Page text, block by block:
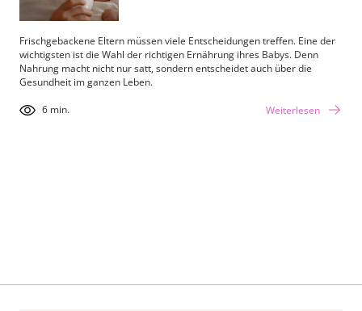
Frischgebackene Eltern müssen viele Entscheidungen treffen. Eine der
wichtigsten ist die Wahl der richtigen Ernährung ihres Babys. Denn
Nahrung macht nicht nur satt, sondern entscheidet auch über die
Gesundheit im ganzen Leben.
Weiterlesen
6 min.